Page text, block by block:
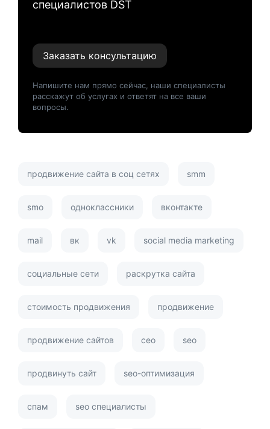
специалистов DST
Заказать консультацию
Напишите нам прямо сейчас, наши специалисты
расскажут об услугах и ответят на все ваши
вопросы.
продвижение сайта в соц сетях smm
smo одноклассники вконтакте
mail вк vk social media marketing
социальные сети раскрутка сайта
стоимость продвижения продвижение
продвижение сайтов сео seo
продвинуть сайт seo-оптимизация
спам seo специалисты